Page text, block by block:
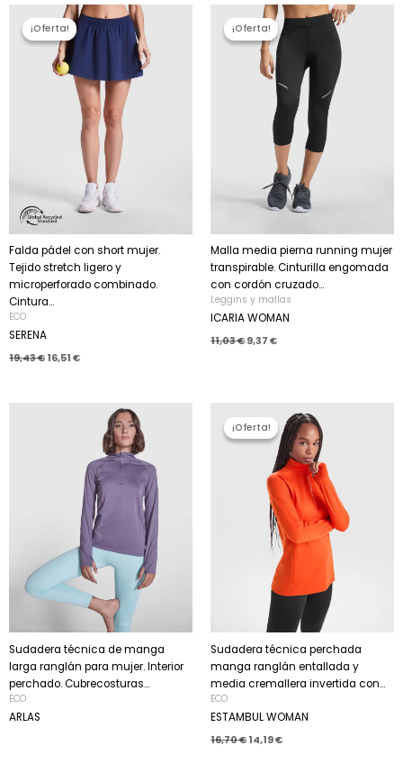
¡Oferta!
Falda pádel con short mujer.
Tejido stretch ligero y
microperforado combinado.
Cintura...
¡Oferta!
ECO
SERENA
19,43€
precio
original
era:
19,43 €.
16,51 €
El
precio
actual
¡Oferta!
Malla media pierna running mujer
transpirable. Cinturilla engomada
con cordón cruzado...
¡Oferta!
Leggins y mallas
ICARIA WOMAN
11,03€
precio
original
era:
11,03 €.
9,37 €
El
precio
actual
es:
9,37 €.
Sudadera técnica de manga
larga ranglán para mujer. Interior
perchado. Cubrecosturas...
ECO
ARLAS
¡Oferta!
Sudadera técnica perchada
manga ranglán entallada y
media cremallera invertida con...
¡Oferta!
ECO
ESTAMBUL WOMAN
16,70€
precio
original
era:
16,70 €.
14,19€
precio
actual
es:
14,19 €.